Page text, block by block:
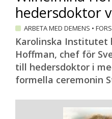
hedersdoktor
ARBETA MED DEMENS •
Karolinska Institutet
Hoffman, chef för
till hedersdoktor i
formella ceremonin